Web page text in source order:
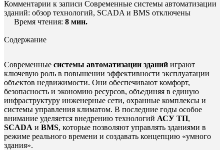
Комментарии к записи Современные системы автоматизации
зданий: обзор технологий, SCADA и BMS отключены
Время чтения: 8 мин.
Содержание
Современные системы автоматизации зданий играют
ключевую роль в повышении эффективности эксплуатации
объектов недвижимости. Они обеспечивают комфорт,
безопасность и экономию ресурсов, объединяя в единую
инфраструктуру инженерные сети, охранные комплексы и
системы управления климатом. В последние годы особое
внимание уделяется внедрению технологий АСУ ТП,
SCADA и BMS, которые позволяют управлять зданиями в
режиме реального времени и создавать концепцию «умного
здания».